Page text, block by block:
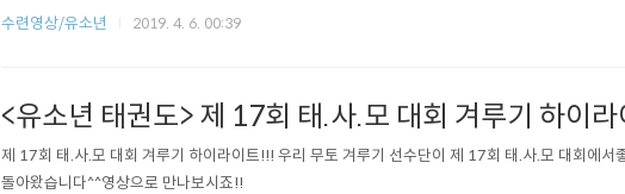
있어 보입니다^^
수련영상/유소년 2019. 4. 6. 00:39
<유소년 태권도> 제 17회 태.사.모 대회 겨루기 하이
제 17회 태.사.모 대회 겨루기 하이라이트!!! 우리 무토 겨루기 선수단이 제 17회 태.사.모 대회에서
돌아왔습니다^^영상으로 만나보시죠!!